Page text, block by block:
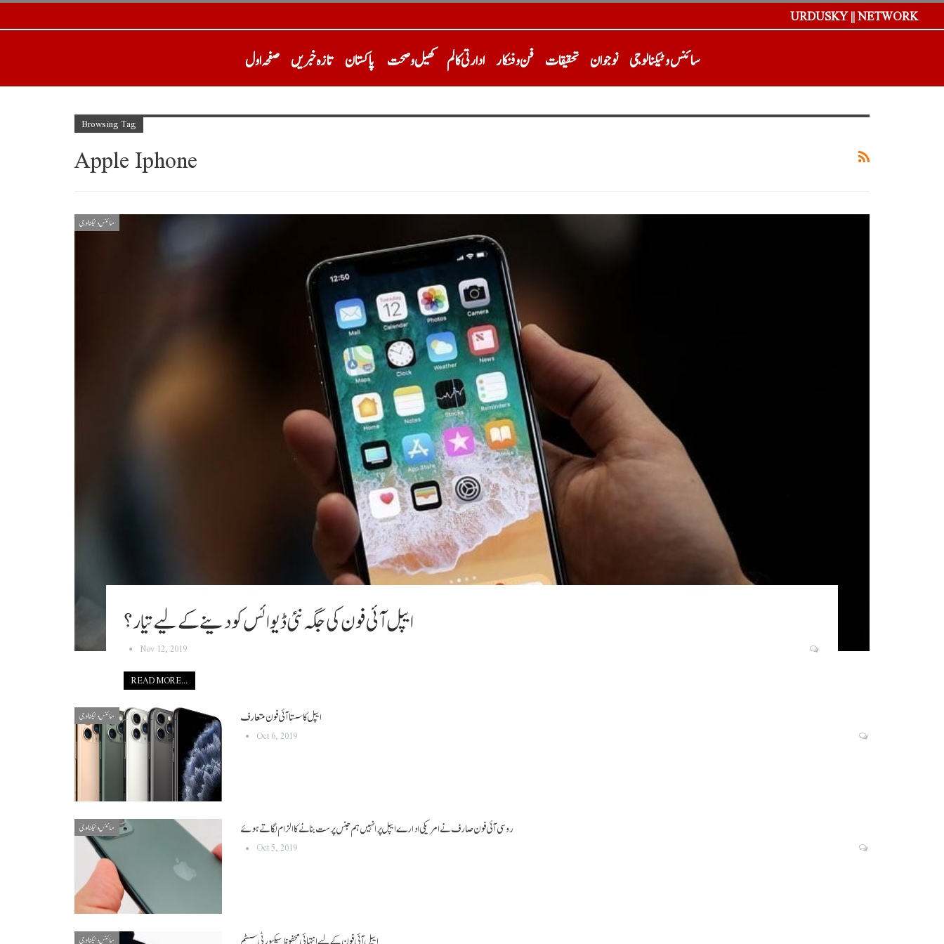
URDUSKY || NETWORK
صفحہ اول تازہ خبریں پاکستان کھیل و صحت ادارتی کالم فن و فنکار تحقیقات نوجوان سائنس و ٹیکنالوجی
Browsing Tag
Apple Iphone
سائنس و ٹیکنالوجی
ایپل آئی فون کی جگہ نئی ڈیوائس کو دینے کے لیے تیار؟
Nov 12, 2019
READ MORE...
سائنس و ٹیکنالوجی ایپل کا سستا آئی فون متعارف
Oct 6, 2019
سائنس و ٹیکنالوجی روسی آئی فون صارف نے امریکی ادارے ایپل پر انہیں ہم جنس پرست بنانے کا الزام لگاتے ہوئے
Oct 5, 2019
سائنس و ٹیکنالوجی ایپل آئی فون کے لیے انتہائی محفوظ سیکیورٹی سسٹم